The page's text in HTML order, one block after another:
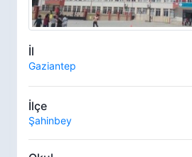
İl
Gaziantep
İlçe
Şahinbey